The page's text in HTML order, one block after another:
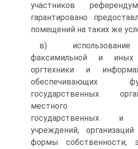
участников
гарантировано
помещений на таких же
в) использование
факсимильной и
оргтехники и
обеспечивающих
государственных
местного
государственных и
учреждений,
формы собственности,